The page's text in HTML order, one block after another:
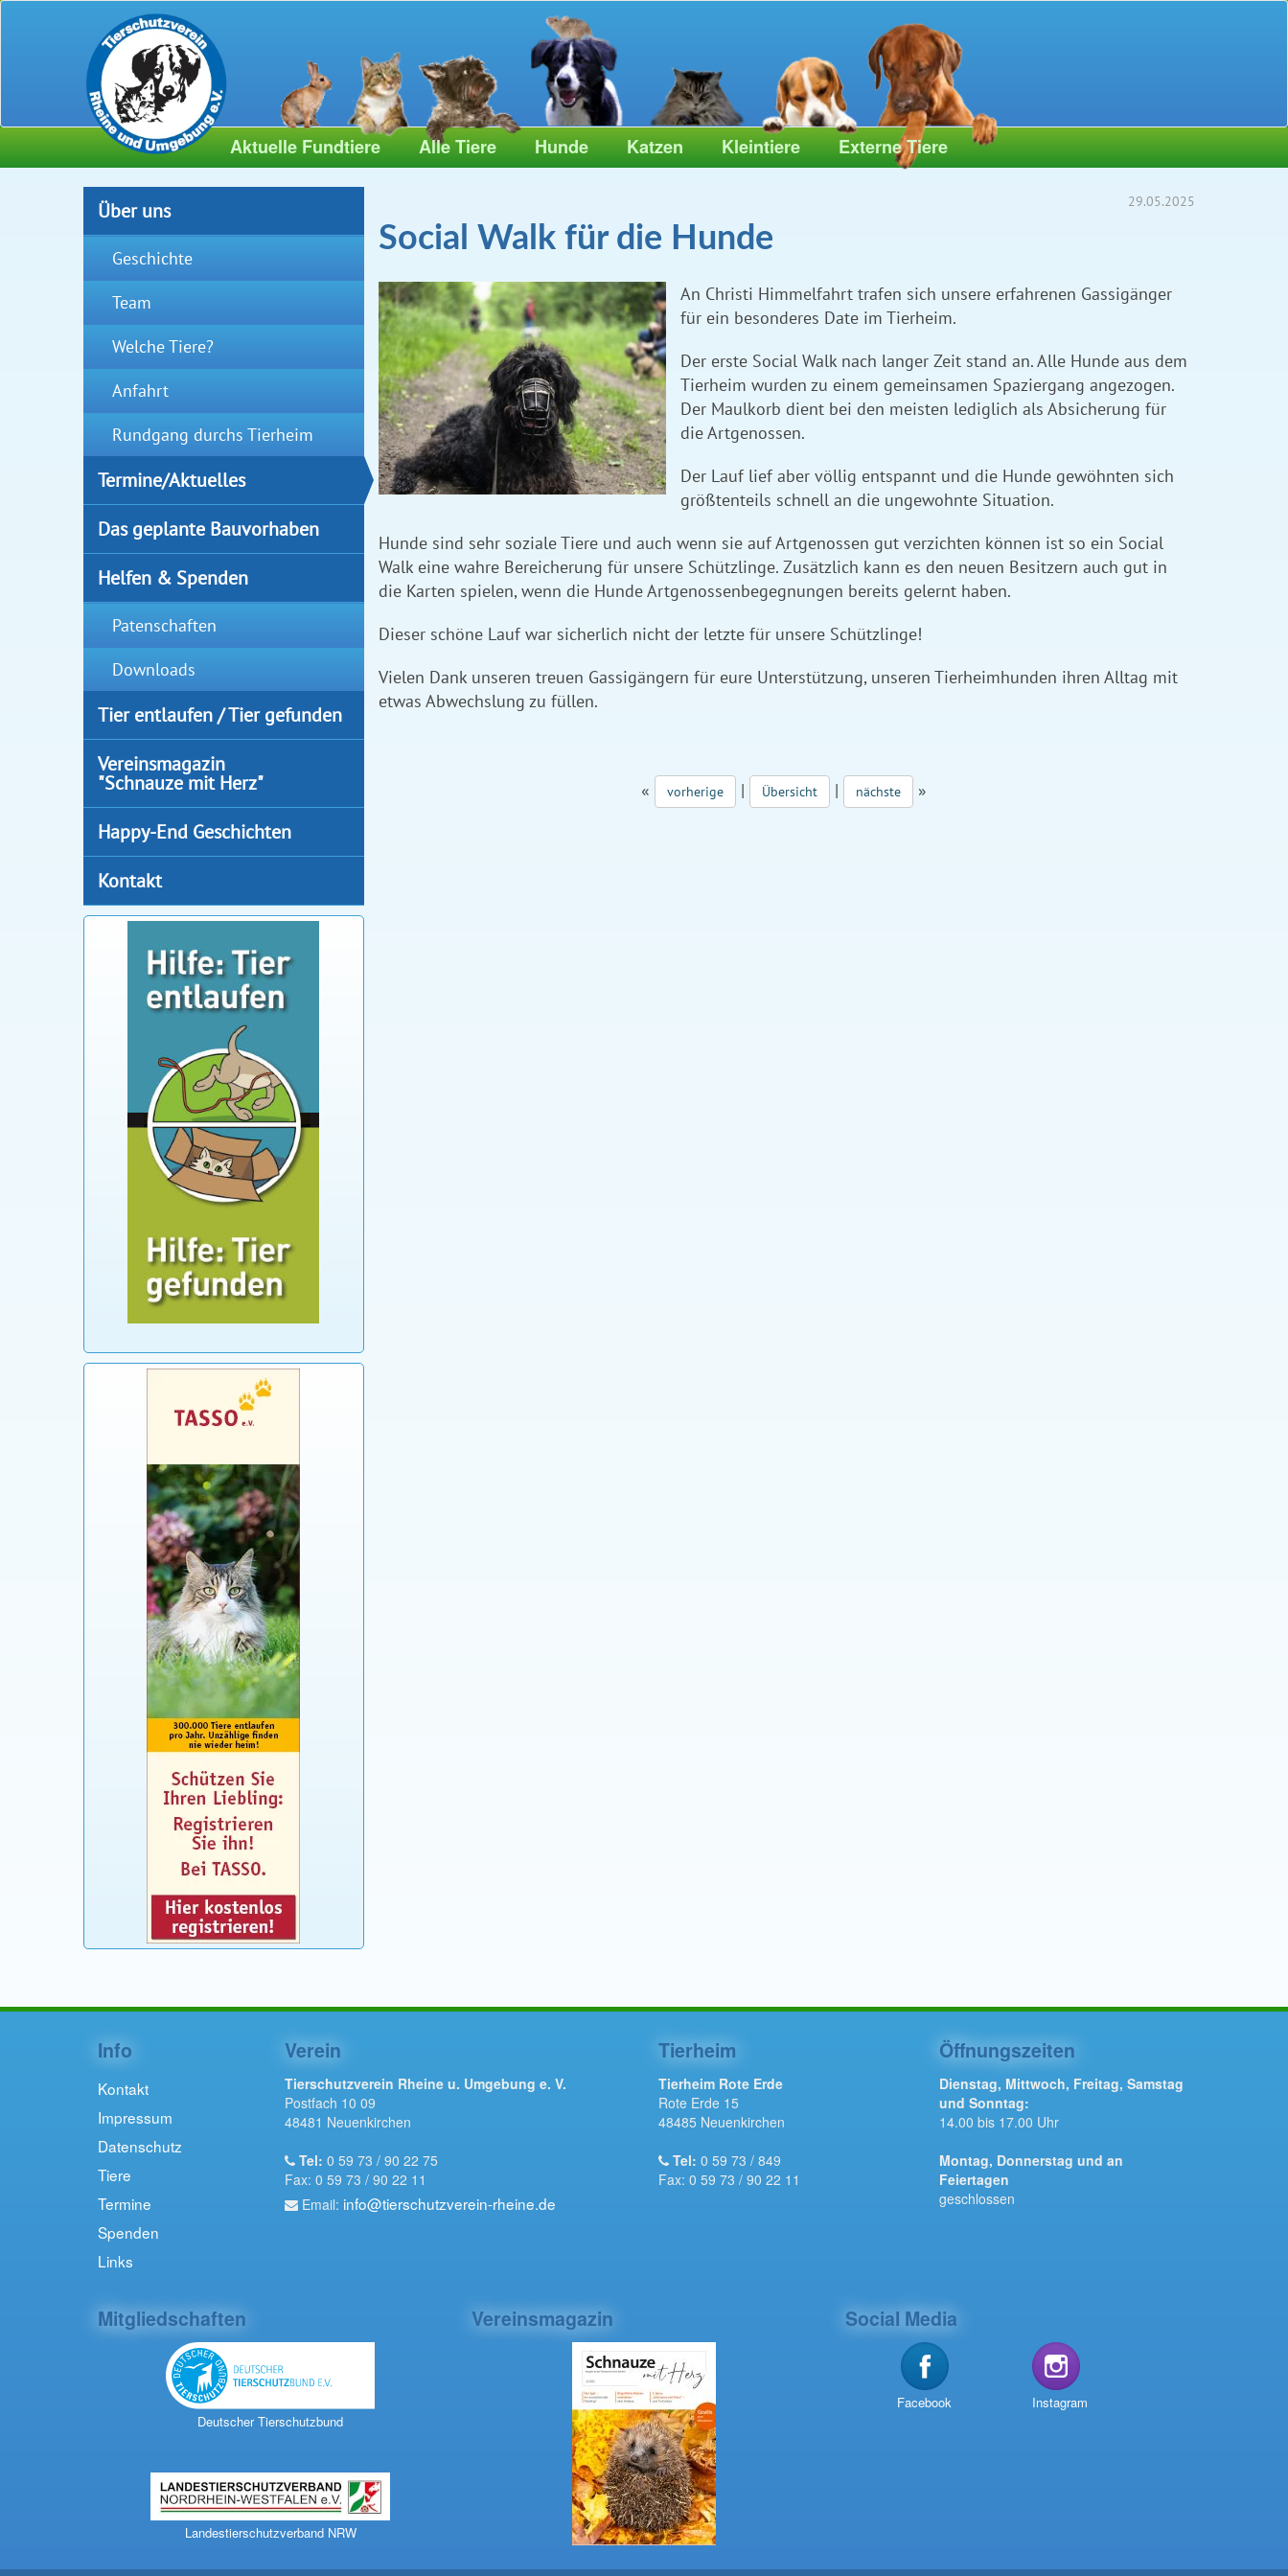
Aktuelle Fundtiere Alle Tiere Hunde Katzen Kleintiere Externe Tiere
Über uns
Geschichte
Team
Welche Tiere?
Anfahrt
Rundgang durchs Tierheim
Termine/Aktuelles
Das geplante Bauvorhaben
Helfen & Spenden
Patenschaften
Downloads
Tier entlaufen / Tier gefunden
Vereinsmagazin
"Schnauze mit Herz"
Happy-End Geschichten
Kontakt
29.05.2025
Social Walk für die Hunde
An Christi Himmelfahrt trafen sich unsere erfahrenen Gassigänger
für ein besonderes Date im Tierheim.
Der erste Social Walk nach langer Zeit stand an. Alle Hunde aus dem
Tierheim wurden zu einem gemeinsamen Spaziergang angezogen.
Der Maulkorb dient bei den meisten lediglich als Absicherung für
die Artgenossen.
Der Lauf lief aber völlig entspannt und die Hunde gewöhnten sich
größtenteils schnell an die ungewohnte Situation.
Hunde sind sehr soziale Tiere und auch wenn sie auf Artgenossen gut verzichten können ist so ein Social
Walk eine wahre Bereicherung für unsere Schützlinge. Zusätzlich kann es den neuen Besitzern auch gut in
die Karten spielen, wenn die Hunde Artgenossenbegegnungen bereits gelernt haben.
Dieser schöne Lauf war sicherlich nicht der letzte für unsere Schützlinge!
Vielen Dank unseren treuen Gassigängern für eure Unterstützung, unseren Tierheimhunden ihren Alltag mit
etwas Abwechslung zu füllen.
« vorherige | Übersicht | nächste »
Info
Kontakt
Impressum
Datenschutz
Tiere
Termine
Spenden
Links
Verein
Tierschutzverein Rheine u. Umgebung e. V.
Postfach 10 09
48481 Neuenkirchen
Tel: 0 59 73 / 90 22 75
Fax: 0 59 73 / 90 22 11
Email: info@tierschutzverein-rheine.de
Tierheim
Tierheim Rote Erde
Rote Erde 15
48485 Neuenkirchen
Tel: 0 59 73 / 849
Fax: 0 59 73 / 90 22 11
Öffnungszeiten
Dienstag, Mittwoch, Freitag, Samstag
und Sonntag:
14.00 bis 17.00 Uhr
Montag, Donnerstag und an
Feiertagen
geschlossen
Mitgliedschaften
Deutscher Tierschutzbund
Landestierschutzverband NRW
Vereinsmagazin Social Media
Facebook Instagram